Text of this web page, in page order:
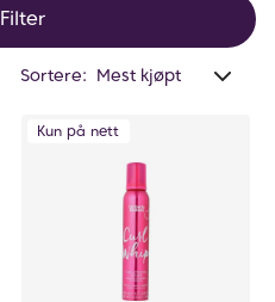
Filter
Sortere:
Kun på nett